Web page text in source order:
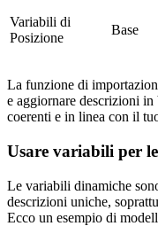
Variabili di
Posizione
Base
La funzione di
e aggiornare descrizioni
coerenti e in linea con il
Usare variabili per
Le variabili dinamiche
descrizioni uniche,
Ecco un esempio di